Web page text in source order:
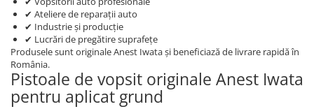
✔ Ateliere de reparații auto
✔ Industrie și producție
✔ Lucrări de pregătire suprafețe
Produsele sunt originale Anest Iwata și beneficiază de livrare rapidă în
România.
Pistoale de vopsit originale Anest Iwata
pentru aplicat grund